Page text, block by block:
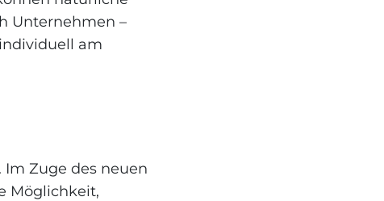
Unternehmen –
am
Im Zuge des neuen
Möglichkeit,